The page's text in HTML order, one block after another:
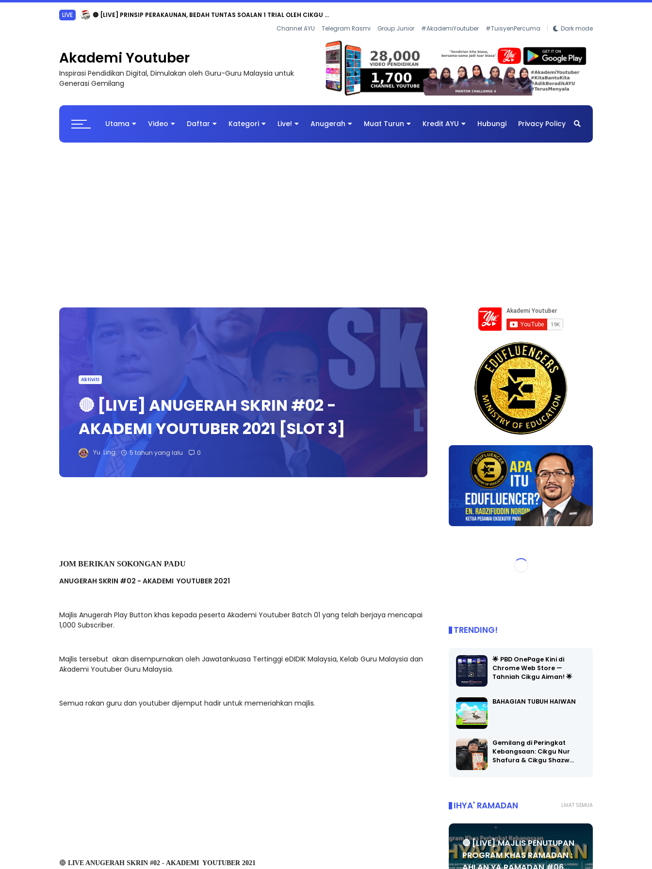
TRANSFORMASI DIGITAL GURU SIRI 7 : PAHLAWAN DIGITAL PENYELAMAT DUNIA
Channel AYU Telegram Rasmi Group Junior #AkademiYoutuber #TuisyenPercuma Dark mode
Akademi Youtuber
Inspirasi Pendidikan Digital, Dimulakan oleh Guru-Guru Malaysia untuk
Generasi Gemilang
Utama Video Daftar Kategori Live! Anugerah Muat Turun Kredit AYU Hubungi Privacy Policy
Aktiviti
🔴 [LIVE] ANUGERAH SKRIN #02 -
AKADEMI YOUTUBER 2021 [SLOT 3]
Yu. Ling 5 tahun yang lalu 0
JOM BERIKAN SOKONGAN PADU
ANUGERAH SKRIN #02 - AKADEMI YOUTUBER 2021
Majlis Anugerah Play Button khas kepada peserta Akademi Youtuber Batch 01 yang telah berjaya mencapai
1,000 Subscriber.
Majlis tersebut akan disempurnakan oleh Jawatankuasa Tertinggi eDIDIK Malaysia, Kelab Guru Malaysia dan
Akademi Youtuber Guru Malaysia.
Semua rakan guru dan youtuber dijemput hadir untuk memeriahkan majlis.
🔴 LIVE ANUGERAH SKRIN #02 - AKADEMI YOUTUBER 2021
TRENDING!
🌟 PBD OnePage Kini di
Chrome Web Store —
Tahniah Cikgu Aiman! 🌟
BAHAGIAN TUBUH HAIWAN
Gemilang di Peringkat
Kebangsaan: Cikgu Nur
Shafura & Cikgu Shazw…
LIHAT SEMUA
IHYA' RAMADAN
🔴 [LIVE] MAJLIS PENUTUPAN
PROGRAM KHAS RAMADAN :